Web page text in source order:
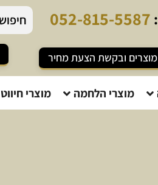
052-815-5587
ובקשת הצעת מחיר
מוצרי הלחמה מוצרי חיווט